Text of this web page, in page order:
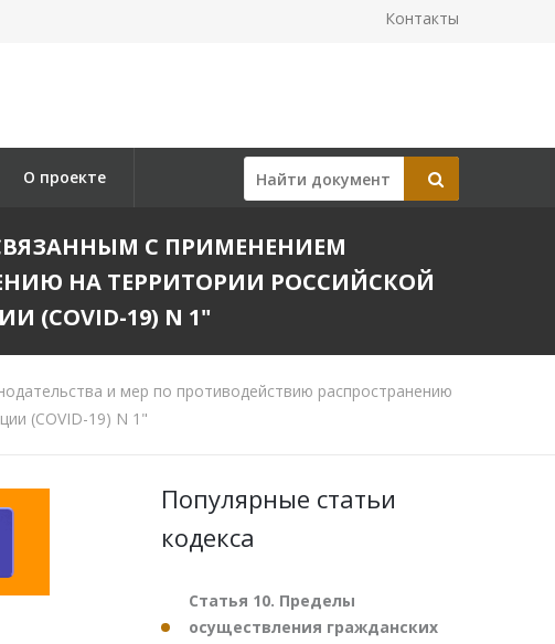
Контакты
О проекте
С ПРИМЕНЕНИЕМ
НА ТЕРРИТОРИИ РОССИЙСКОЙ
19) N 1"
и мер по противодействию распространению
(COVID-19) N 1"
Популярные статьи
кодекса
Статья 10. Пределы
осуществления гражданских